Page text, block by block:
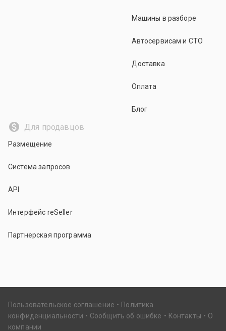
Машины в разборе
Автосервисам и СТО
Доставка
Оплата
Блог
Для продавцов
Размещение
Система запросов
API
Интерфейс reSeller
Партнерская программа
Пользовательское соглашение
Политика
конфиденциальности
Сообщить об ошибке Контакты
О
компании